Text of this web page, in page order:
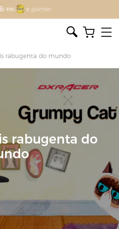
cadeira gamer
rabugenta do mundo
rabugenta do